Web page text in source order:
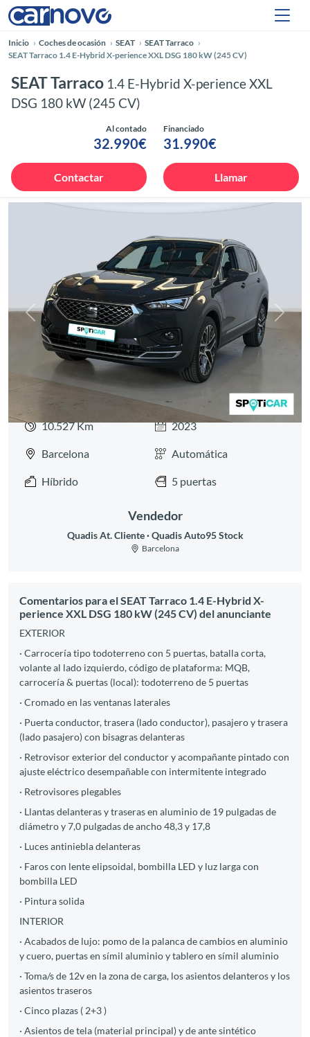
Inicio Coches de ocasión SEAT
SEAT Tarraco
SEAT Tarraco 1.4 E-Hybrid X-perience XXL DSG 180 kW (245 CV)
SEAT Tarraco 1.4 E-Hybrid X-perience XXL
DSG 180 kW (245 CV)
Al contado
32.990€
Financiado
31.990€
Contactar Llamar
Anterior
10.527 Km 2023
Barcelona Automática
Híbrido 5 puertas
Vendedor
Quadis At. Cliente Quadis Auto95 Stock
Barcelona
Comentarios para el SEAT Tarraco 1.4 E-Hybrid X-
perience XXL DSG 180 kW (245 CV) del anunciante
EXTERIOR
· Carrocería tipo todoterreno con 5 puertas, batalla corta,
volante al lado izquierdo, código de plataforma: MQB,
carrocería & puertas (local): todoterreno de 5 puertas
· Cromado en las ventanas laterales
· Puerta conductor, trasera (lado conductor), pasajero y trasera
(lado pasajero) con bisagras delanteras
· Retrovisor exterior del conductor y acompañante pintado con
ajuste eléctrico desempañable con intermitente integrado
· Retrovisores plegables
· Llantas delanteras y traseras en aluminio de 19 pulgadas de
diámetro y 7,0 pulgadas de ancho 48,3 y 17,8
· Luces antiniebla delanteras
· Faros con lente elipsoidal, bombilla LED y luz larga con
bombilla LED
· Pintura solida
INTERIOR
· Acabados de lujo: pomo de la palanca de cambios en aluminio
y cuero, puertas en símil aluminio y tablero en símil aluminio
· Toma/s de 12v en la zona de carga, los asientos delanteros y los
asientos traseros
· Cinco plazas ( 2+3 )
· Asientos de tela (material principal) y de ante sintético